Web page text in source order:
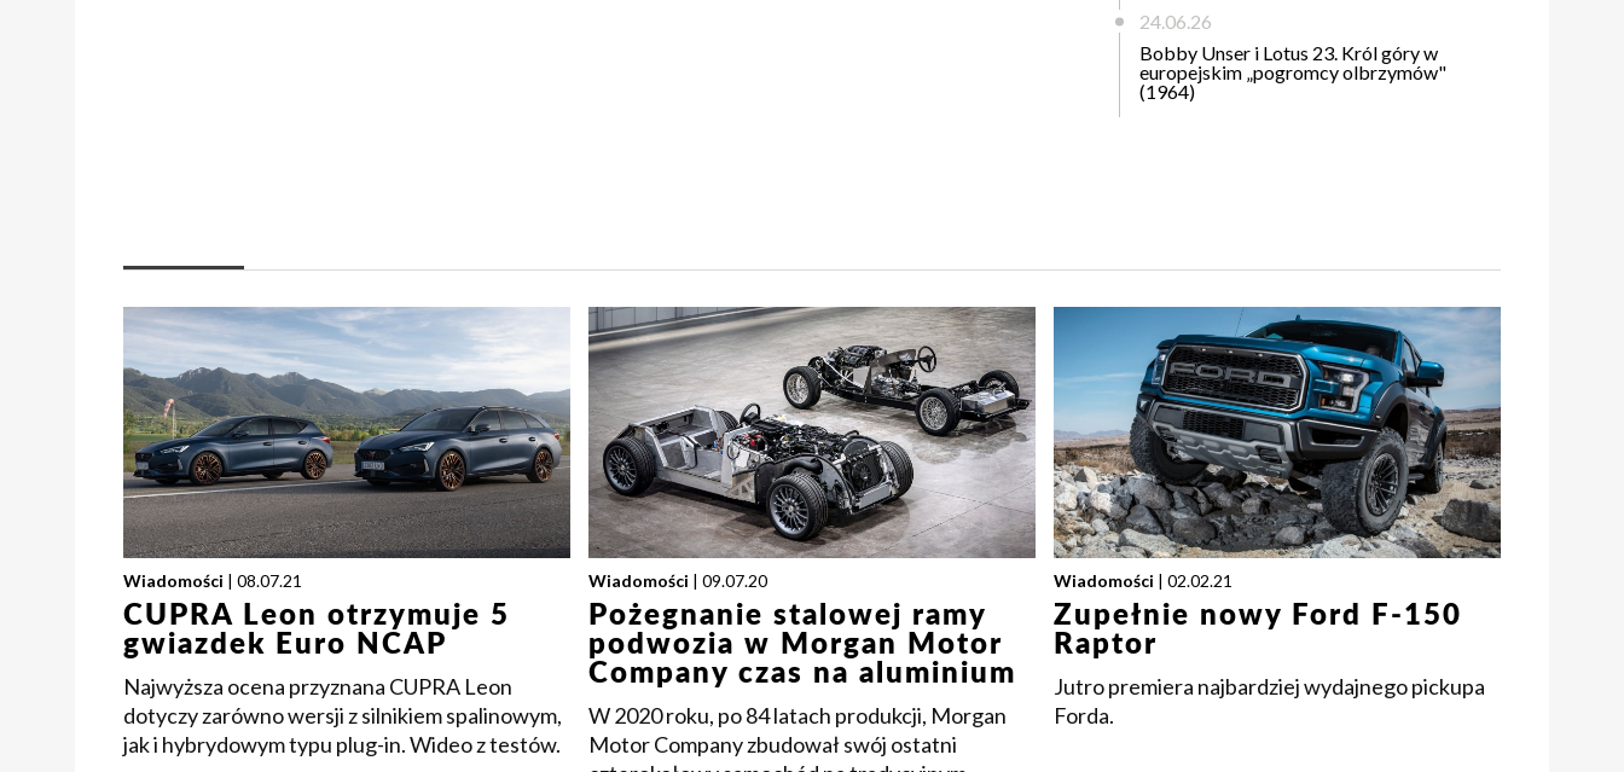
24.06.26
Bobby Unser i Lotus 23. Król góry w
europejskim „pogromcy olbrzymów"
(1964)
Wiadomości | 08.07.21
CUPRA Leon otrzymuje 5
gwiazdek Euro NCAP
Najwyższa ocena przyznana CUPRA Leon
dotyczy zarówno wersji z silnikiem spalinowym,
jak i hybrydowym typu plug-in. Wideo z testów.
Wiadomości | 09.07.20
Pożegnanie stalowej ramy
podwozia w Morgan Motor
Company czas na aluminium
W 2020 roku, po 84 latach produkcji, Morgan
Motor Company zbudował swój ostatni
Wiadomości | 02.02.21
Zupełnie nowy Ford F-150
Raptor
Jutro premiera najbardziej wydajnego pickupa
Forda.